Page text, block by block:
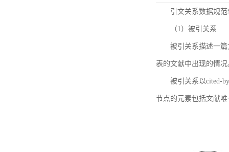
引文关系数据规
（1）被引关系
被引关系描述一
表的文献中出现的情况
被引关系以cited-
节点的元素包括文献